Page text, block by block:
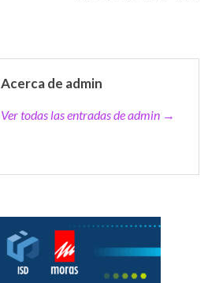
Acerca de admin
Ver todas las entradas de admin →